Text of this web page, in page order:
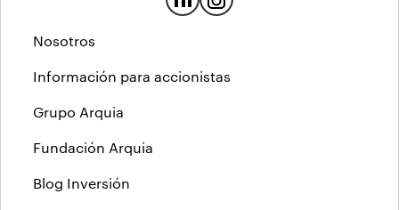
Nosotros
Información para accionistas
Grupo Arquia
Fundación Arquia
Blog Inversión